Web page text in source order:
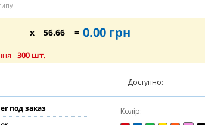
x 56.66 = 0.00грн
-300шт.
Доступно:
под заказ
Колір: